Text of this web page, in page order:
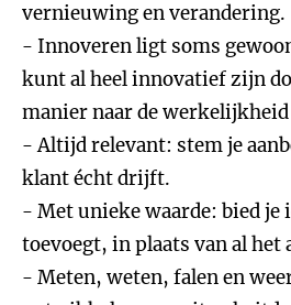
vernieuwing en verandering.
- Innoveren ligt soms
kunt al heel innovatief zijn
manier naar de
- Altijd relevant: stem je
klant écht drijft.
- Met unieke waarde: bied je
toevoegt, in plaats van al het
- Meten, weten, falen en